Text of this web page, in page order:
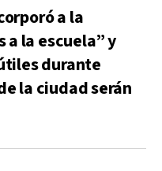
a la
a la escuela” y
durante
la ciudad serán